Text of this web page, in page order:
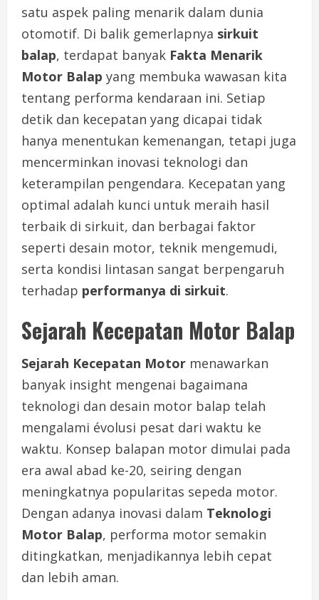
satu aspek paling menarik dalam dunia
otomotif. Di balik gemerlapnya sirkuit
balap, terdapat banyak Fakta Menarik
Motor Balap yang membuka wawasan kita
tentang performa kendaraan ini. Setiap
detik dan kecepatan yang dicapai tidak
hanya menentukan kemenangan, tetapi juga
mencerminkan inovasi teknologi dan
keterampilan pengendara. Kecepatan yang
optimal adalah kunci untuk meraih hasil
terbaik di sirkuit, dan berbagai faktor
seperti desain motor, teknik mengemudi,
serta kondisi lintasan sangat berpengaruh
terhadap performanya di sirkuit.
Sejarah Kecepatan Motor Balap
Sejarah Kecepatan Motor menawarkan
banyak insight mengenai bagaimana
teknologi dan desain motor balap telah
mengalami évolusi pesat dari waktu ke
waktu. Konsep balapan motor dimulai pada
era awal abad ke-20, seiring dengan
meningkatnya popularitas sepeda motor.
Dengan adanya inovasi dalam Teknologi
Motor Balap, performa motor semakin
ditingkatkan, menjadikannya lebih cepat
dan lebih aman.